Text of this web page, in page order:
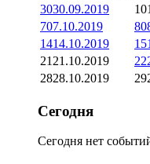
3030.09.2019 1
707.10.2019 8
1414.10.2019 15
21 21.10.2019 22
2828.10.2019 29
Сегодня
Сегодня нет